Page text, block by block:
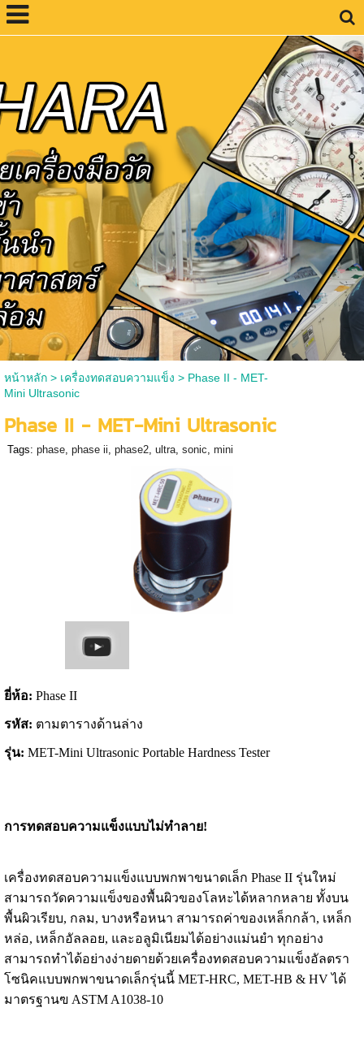
หน้าหลัก> เครื่องทดสอบความแข็ง > Phase II - MET-
Mini Ultrasonic
Phase II - MET-Mini Ultrasonic
Tags: phase, phase ii, phase2, ultra, sonic, mini
ยี่ห้อ: Phase II
รหัส: ตามตารางด้านล่าง
รุ่น: MET-Mini Ultrasonic Portable Hardness Tester
การทดสอบความแข็งแบบไม่ทำลาย!
เครื่องทดสอบความแข็งแบบพกพาขนาดเล็ก Phase II รุ่นใหม่
สามารถวัดความแข็งของพื้นผิวของโลหะได้หลากหลาย ทั้งบน
พื้นผิวเรียบ, กลม, บางหรือหนา สามารถค่าของเหล็กกล้า, เหล็ก
หล่อ, เหล็กอัลลอย, และอลูมิเนียมได้อย่างแม่นยำ ทุกอย่าง
สามารถทำได้อย่างง่ายดายด้วยเครื่องทดสอบความแข็งอัลตรา
โซนิคแบบพกพาขนาดเล็กรุ่นนี้ MET-HRC, MET-HB & HV ได้
มาตรฐานฃ ASTM A1038-10